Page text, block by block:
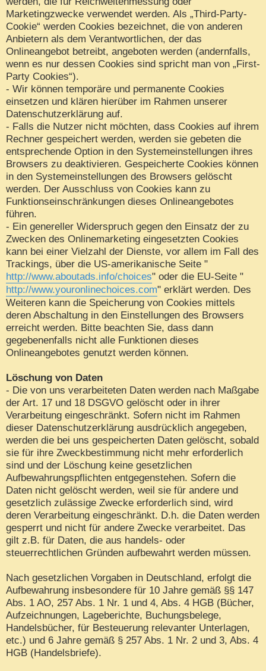
Marketingzwecke verwendet werden. Als „Third-Party-
Cookie“ werden Cookies bezeichnet, die von anderen
Anbietern als dem Verantwortlichen, der das
Onlineangebot betreibt, angeboten werden (andernfalls,
wenn es nur dessen Cookies sind spricht man von „First-
Party Cookies“).
- Wir können temporäre und permanente Cookies
einsetzen und klären hierüber im Rahmen unserer
Datenschutzerklärung auf.
- Falls die Nutzer nicht möchten, dass Cookies auf ihrem
Rechner gespeichert werden, werden sie gebeten die
entsprechende Option in den Systemeinstellungen ihres
Browsers zu deaktivieren. Gespeicherte Cookies können
in den Systemeinstellungen des Browsers gelöscht
werden. Der Ausschluss von Cookies kann zu
Funktionseinschränkungen dieses Onlineangebotes
führen.
- Ein genereller Widerspruch gegen den Einsatz der zu
Zwecken des Onlinemarketing eingesetzten Cookies
kann bei einer Vielzahl der Dienste, vor allem im Fall des
Trackings, über die US-amerikanische Seite "
http://www.aboutads.info/choices" oder die EU-Seite "
http://www.youronlinechoices.com" erklärt werden. Des
Weiteren kann die Speicherung von Cookies mittels
deren Abschaltung in den Einstellungen des Browsers
erreicht werden. Bitte beachten Sie, dass dann
gegebenenfalls nicht alle Funktionen dieses
Onlineangebotes genutzt werden können.
Löschung von Daten
- Die von uns verarbeiteten Daten werden nach Maßgabe
der Art. 17 und 18 DSGVO gelöscht oder in ihrer
Verarbeitung eingeschränkt. Sofern nicht im Rahmen
dieser Datenschutzerklärung ausdrücklich angegeben,
werden die bei uns gespeicherten Daten gelöscht, sobald
sie für ihre Zweckbestimmung nicht mehr erforderlich
sind und der Löschung keine gesetzlichen
Aufbewahrungspflichten entgegenstehen. Sofern die
Daten nicht gelöscht werden, weil sie für andere und
gesetzlich zulässige Zwecke erforderlich sind, wird
deren Verarbeitung eingeschränkt. D.h. die Daten werden
gesperrt und nicht für andere Zwecke verarbeitet. Das
gilt z.B. für Daten, die aus handels- oder
steuerrechtlichen Gründen aufbewahrt werden müssen.
Nach gesetzlichen Vorgaben in Deutschland, erfolgt die
Aufbewahrung insbesondere für 10 Jahre gemäß §§ 147
Abs. 1 AO, 257 Abs. 1 Nr. 1 und 4, Abs. 4 HGB (Bücher,
Aufzeichnungen, Lageberichte, Buchungsbelege,
Handelsbücher, für Besteuerung relevanter Unterlagen,
etc.) und 6 Jahre gemäß § 257 Abs. 1 Nr. 2 und 3, Abs. 4
HGB (Handelsbriefe).